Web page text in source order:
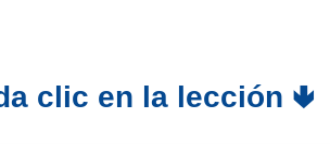
clic en la lección 🢃